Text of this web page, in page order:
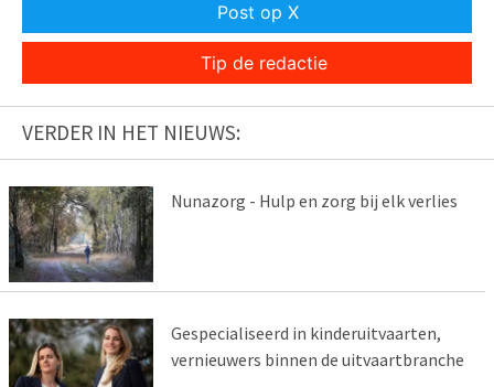
Post op X
Tip de redactie
VERDER IN HET NIEUWS:
Nunazorg - Hulp en zorg bij elk verlies
Gespecialiseerd in kinderuitvaarten,
vernieuwers binnen de uitvaartbranche